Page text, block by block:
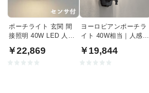
ポーチライト 玄関 間
接照明 40W LED 人感
￥22,869
ヨーロピアンポーチラ
イト 40W相当｜人感セ
￥19,844